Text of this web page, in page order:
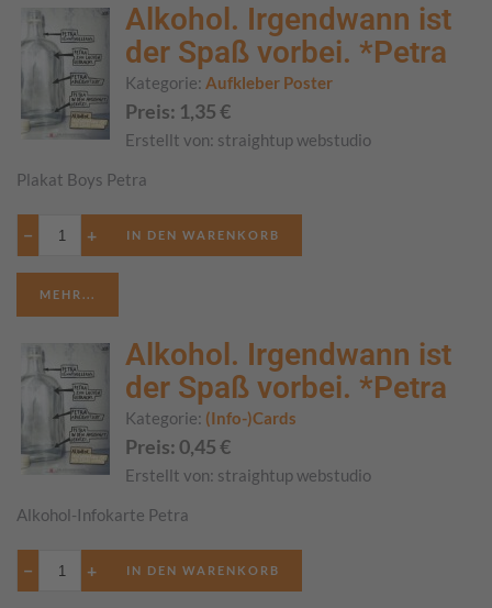
Alkohol. Irgendwann ist
der Spaß vorbei. *Petra
Kategorie: Aufkleber Poster
Preis: 1,35€
Erstellt von: straightup webstudio
Plakat Boys Petra
− +
MEHR...
Alkohol. Irgendwann ist
der Spaß vorbei. *Petra
Kategorie: (Info-)Cards
Preis: 0,45€
Erstellt von: straightup webstudio
Alkohol-Infokarte Petra
− +